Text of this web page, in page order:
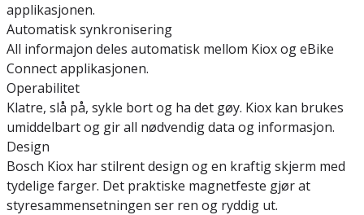
applikasjonen.
Automatisk synkronisering
All informajon deles automatisk mellom Kiox og eBike
Connect applikasjonen.
Operabilitet
Klatre, slå på, sykle bort og ha det gøy. Kiox kan brukes
umiddelbart og gir all nødvendig data og informasjon.
Design
Bosch Kiox har stilrent design og en kraftig skjerm med
tydelige farger. Det praktiske magnetfeste gjør at
styresammensetningen ser ren og ryddig ut.